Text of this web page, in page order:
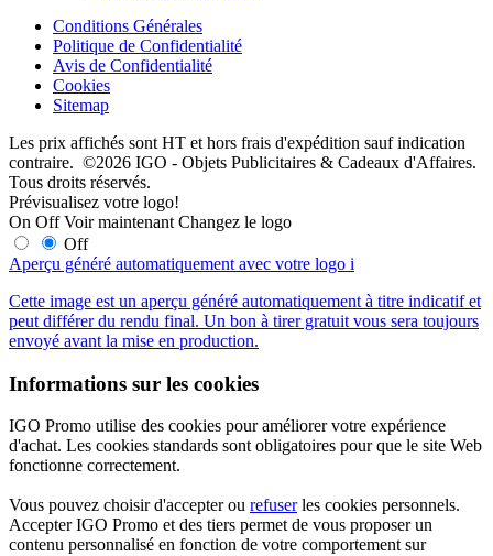
Conditions Générales
Politique de Confidentialité
Avis de Confidentialité
Cookies
Sitemap
Les prix affichés sont HT et hors frais d'expédition sauf indication
contraire. ©2026 IGO - Objets Publicitaires & Cadeaux d'Affaires.
Tous droits réservés.
Prévisualisez votre logo!
On Off Voir maintenant Changez le logo
Off
Aperçu généré automatiquement avec votre logo i
Cette image est un aperçu généré automatiquement à titre indicatif et
peut différer du rendu final. Un bon à tirer gratuit vous sera toujours
envoyé avant la mise en production.
Informations sur les cookies
IGO Promo utilise des cookies pour améliorer votre expérience
d'achat. Les cookies standards sont obligatoires pour que le site Web
fonctionne correctement.
Vous pouvez choisir d'accepter ou refuserles cookies personnels.
Accepter IGO Promo et des tiers permet de vous proposer un
contenu personnalisé en fonction de votre comportement sur